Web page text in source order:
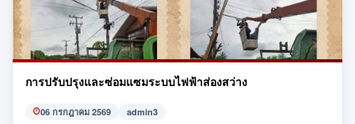
การปรับปรุงและซ่อมแซมระบบไฟฟ้าส่องสว่าง
06 กรกฎาคม 2569 admin3